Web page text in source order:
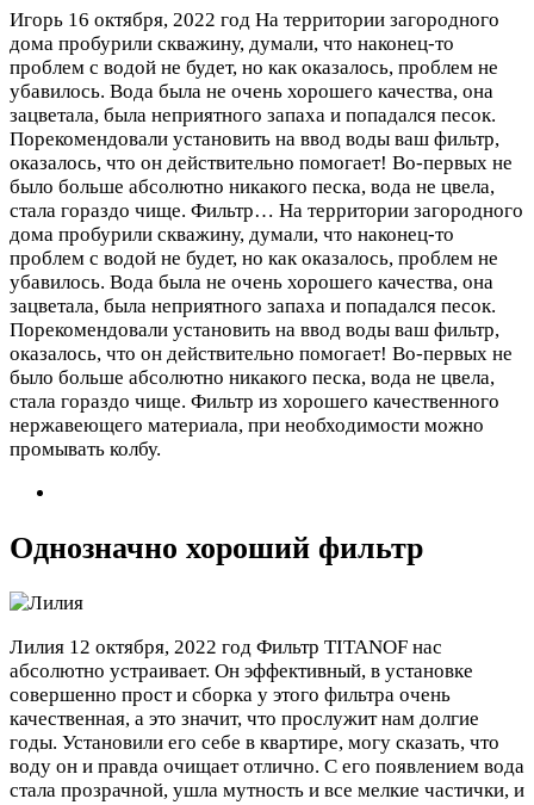
Игорь 16 октября, 2022 год На территории загородного
дома пробурили скважину, думали, что наконец-то
проблем с водой не будет, но как оказалось, проблем не
убавилось. Вода была не очень хорошего качества, она
зацветала, была неприятного запаха и попадался песок.
Порекомендовали установить на ввод воды ваш фильтр,
оказалось, что он действительно помогает! Во-первых не
было больше абсолютно никакого песка, вода не цвела,
стала гораздо чище. Фильтр… На территории загородного
дома пробурили скважину, думали, что наконец-то
проблем с водой не будет, но как оказалось, проблем не
убавилось. Вода была не очень хорошего качества, она
зацветала, была неприятного запаха и попадался песок.
Порекомендовали установить на ввод воды ваш фильтр,
оказалось, что он действительно помогает! Во-первых не
было больше абсолютно никакого песка, вода не цвела,
стала гораздо чище. Фильтр из хорошего качественного
нержавеющего материала, при необходимости можно
промывать колбу.
Однозначно хороший фильтр
Лилия 12 октября, 2022 год Фильтр TITANOF нас
абсолютно устраивает. Он эффективный, в установке
совершенно прост и сборка у этого фильтра очень
качественная, а это значит, что прослужит нам долгие
годы. Установили его себе в квартире, могу сказать, что
воду он и правда очищает отлично. С его появлением вода
стала прозрачной, ушла мутность и все мелкие частички, и